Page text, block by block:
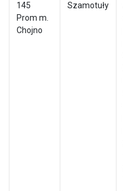
145
Prom m.
Chojno
Szamotuły